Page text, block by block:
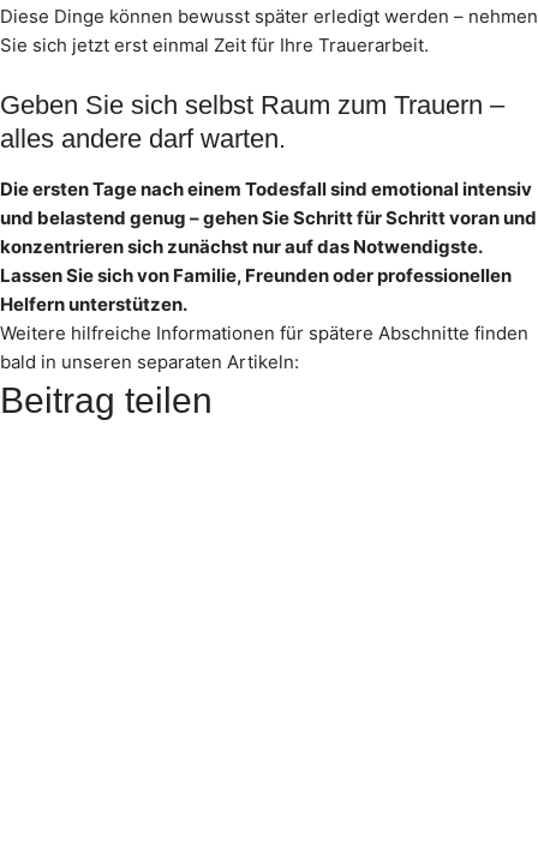
Diese Dinge können bewusst später erledigt werden – nehmen
Sie sich jetzt erst einmal Zeit für Ihre Trauerarbeit.
Geben Sie sich selbst Raum zum Trauern –
alles andere darf warten.
Die ersten Tage nach einem Todesfall sind emotional intensiv
und belastend genug – gehen Sie Schritt für Schritt voran und
konzentrieren sich zunächst nur auf das Notwendigste.
Lassen Sie sich von Familie, Freunden oder professionellen
Helfern unterstützen.
Weitere hilfreiche Informationen für spätere Abschnitte finden
bald in unseren separaten Artikeln:
Beitrag teilen